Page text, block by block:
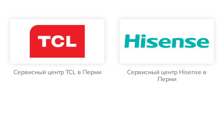
Сервисный центр TCL в Перми
Сервисный центр Hisense в
Перми